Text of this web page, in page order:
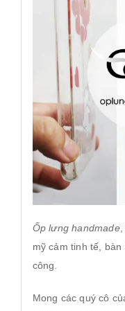
Ốp lưng handmade,
mỹ cảm tinh tế,
công.
Mong các quý cô